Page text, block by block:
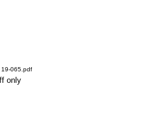
19-065.pdf
only